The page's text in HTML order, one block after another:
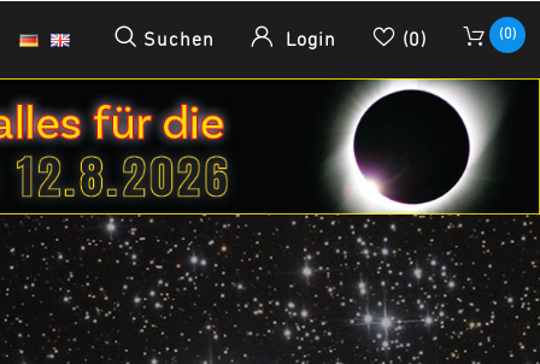
Suchen Login (0) (0)